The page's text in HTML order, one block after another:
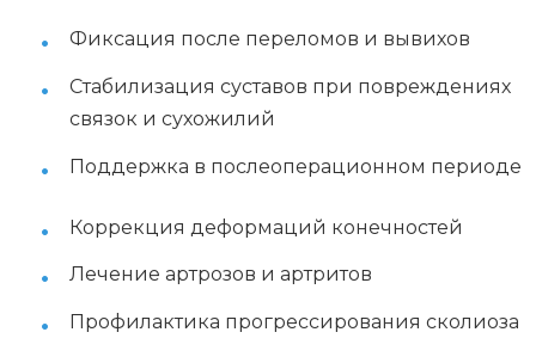
Фиксация после переломов и вывихов
Стабилизация суставов при повреждениях
связок и сухожилий
Поддержка в послеоперационном периоде
Коррекция деформаций конечностей
Лечение артрозов и артритов
Профилактика прогрессирования сколиоза